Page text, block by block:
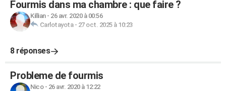
Fourmis dans ma chambre : que faire ?
Killian- 26 avr. 2020 à 00:56
Carlotayota- 27 oct. 2025 à 10:23
8 réponses
Probleme de fourmis
Nico- 26 avr. 2020 à 12:22